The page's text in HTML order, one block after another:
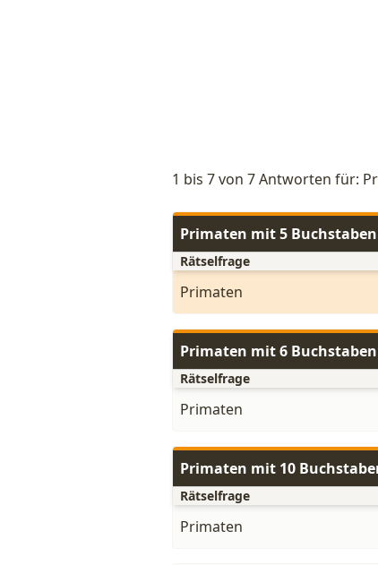
1 bis 7 von 7 Antworten für:
Primaten mit 5 Buchstaben
Rätselfrage
Primaten
Primaten mit 6 Buchstaben
Rätselfrage
Primaten
Primaten mit 10
Rätselfrage
Primaten